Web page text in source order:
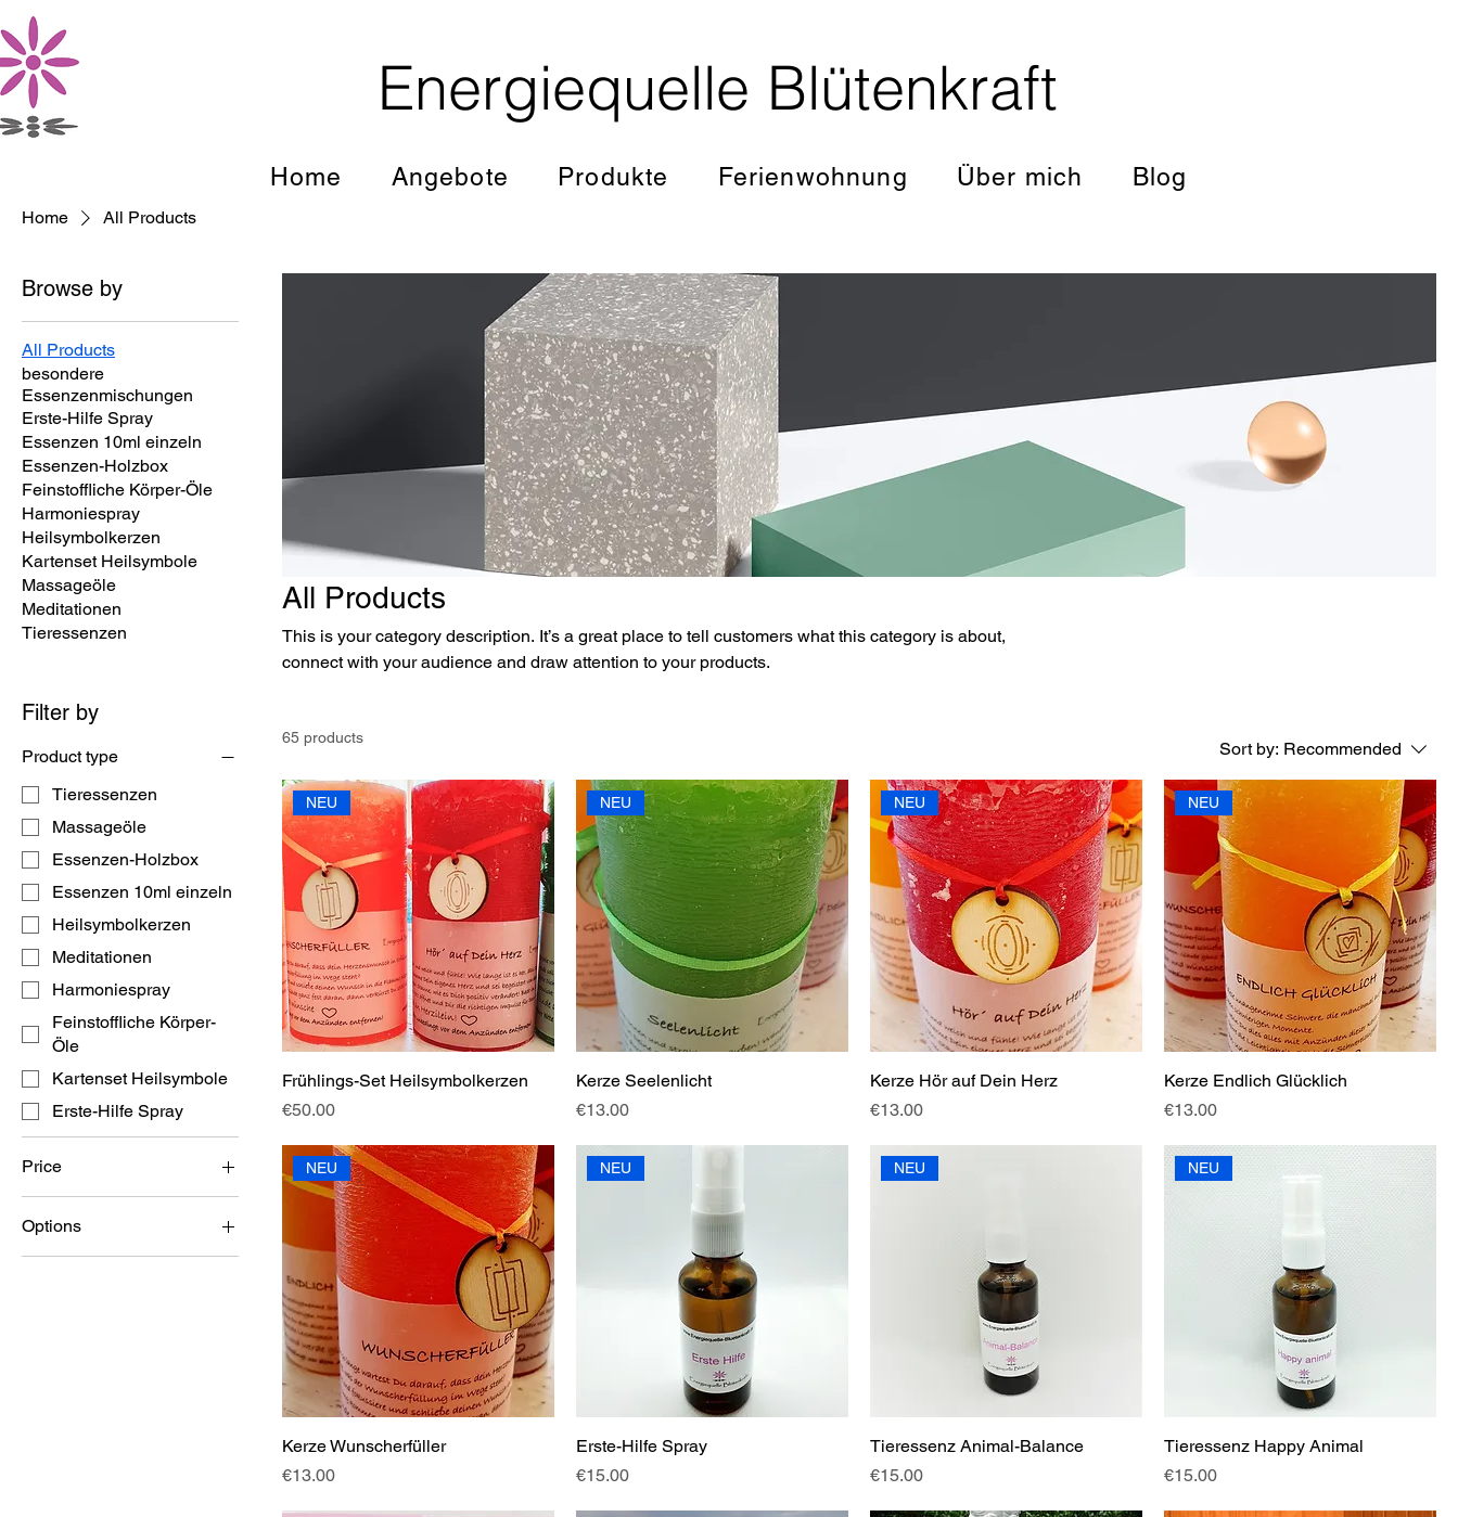
Energiequelle Blütenkraft
Home Angebote Produkte Ferienwohnung Über mich Blog
Home All Products
Browse by
All Products
besondere
Essenzenmischungen
Erste-Hilfe Spray
Essenzen 10ml einzeln
Essenzen-Holzbox
Feinstoffliche Körper-Öle
Harmoniespray
Heilsymbolkerzen
Kartenset Heilsymbole
Massageöle
Meditationen
Tieressenzen
Filter by
Product type
Tieressenzen
Massageöle
Essenzen-Holzbox
Essenzen 10ml einzeln
Heilsymbolkerzen
Meditationen
Harmoniespray
Feinstoffliche Körper-
Öle
Kartenset Heilsymbole
Erste-Hilfe Spray
Price
€10 €200
Options
100ml
All Products
This is your category description. It’s a great place to tell customers what this category is about,
connect with your audience and draw attention to your products.
65 products
Sort by: Recommended
NEU
Frühlings-Set Heilsymbolkerzen
Price
€50.00
NEU
Kerze Seelenlicht
Price
€13.00
NEU
Kerze Hör auf Dein Herz
Price
€13.00
NEU
Kerze Endlich Glücklich
Price
€13.00
NEU
Kerze Wunscherfüller
Price
€13.00
NEU
Erste-Hilfe Spray
Price
€15.00
NEU
Tieressenz Animal-Balance
Price
€15.00
NEU
Tieressenz Happy Animal
Price
€15.00